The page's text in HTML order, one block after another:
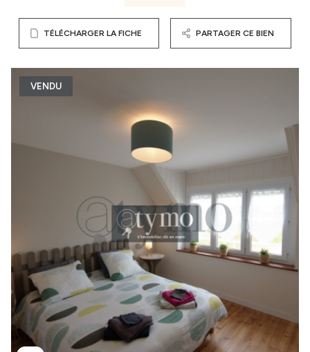
TÉLÉCHARGER LA FICHE PARTAGER CE BIEN
VENDU